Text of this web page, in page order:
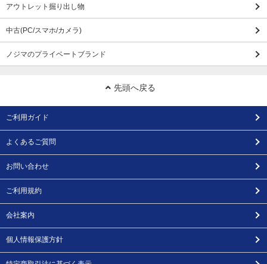
アウトレット掘り出し物
中古(PC/スマホ/カメラ)
ノジマのプライベートブランド
先頭へ戻る
ご利用ガイド
よくあるご質問
お問い合わせ
ご利用規約
会社案内
個人情報保護方針